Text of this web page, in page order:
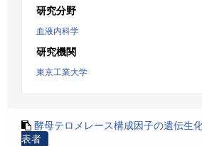
研究分野
血液内科学
研究機関
東京工業大学
酵母テロメレース構成因子の遺伝生
表者